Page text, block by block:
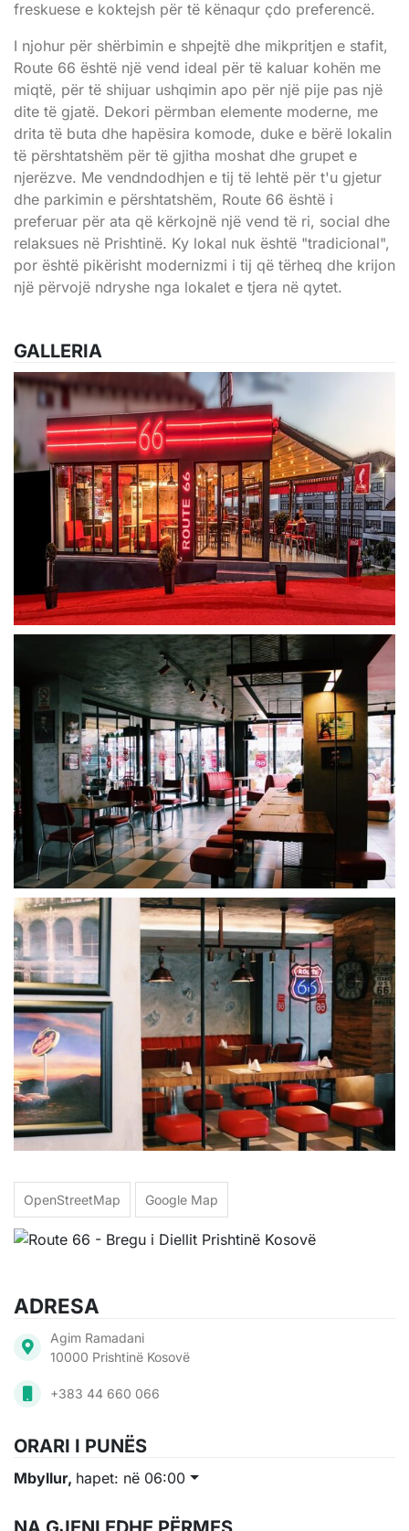
freskuese e koktejsh për të kënaqur çdo preferencë.
I njohur për shërbimin e shpejtë dhe mikpritjen e stafit,
Route 66 është një vend ideal për të kaluar kohën me
miqtë, për të shijuar ushqimin apo për një pije pas një
dite të gjatë. Dekori përmban elemente moderne, me
drita të buta dhe hapësira komode, duke e bërë lokalin
të përshtatshëm për të gjitha moshat dhe grupet e
njerëzve. Me vendndodhjen e tij të lehtë për t'u gjetur
dhe parkimin e përshtatshëm, Route 66 është i
preferuar për ata që kërkojnë një vend të ri, social dhe
relaksues në Prishtinë. Ky lokal nuk është "tradicional",
por është pikërisht modernizmi i tij që tërheq dhe krijon
një përvojë ndryshe nga lokalet e tjera në qytet.
GALLERIA
OpenStreetMap Google Map
ADRESA
Agim Ramadani
10000 Prishtinë Kosovë
+383 44 660 066
ORARI I PUNËS
Mbyllur, hapet: në 06:00